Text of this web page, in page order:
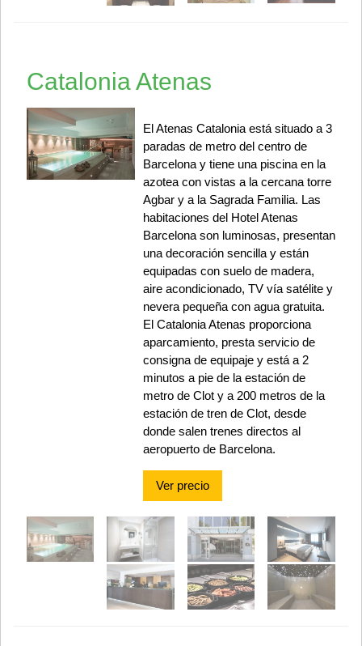
Catalonia Atenas
El Atenas Catalonia está situado a 3
paradas de metro del centro de
Barcelona y tiene una piscina en la
azotea con vistas a la cercana torre
Agbar y a la Sagrada Familia. Las
habitaciones del Hotel Atenas
Barcelona son luminosas, presentan
una decoración sencilla y están
equipadas con suelo de madera,
aire acondicionado, TV vía satélite y
nevera pequeña con agua gratuita.
El Catalonia Atenas proporciona
aparcamiento, presta servicio de
consigna de equipaje y está a 2
minutos a pie de la estación de
metro de Clot y a 200 metros de la
estación de tren de Clot, desde
donde salen trenes directos al
aeropuerto de Barcelona.
Ver precio